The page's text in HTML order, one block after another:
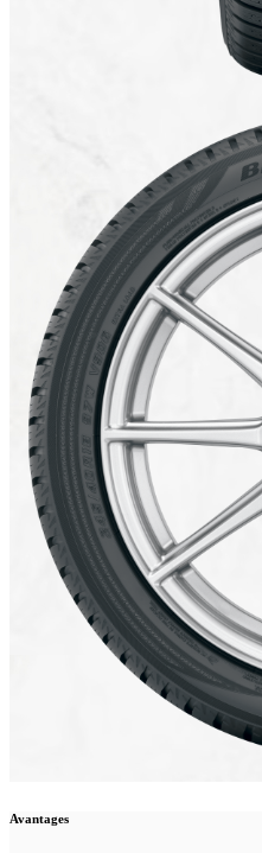
Avantages